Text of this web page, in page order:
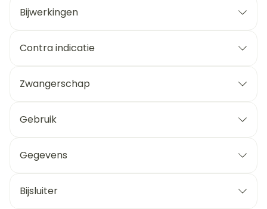
Bijwerkingen
Contra indicatie
Zwangerschap
Gebruik
Gegevens
Bijsluiter